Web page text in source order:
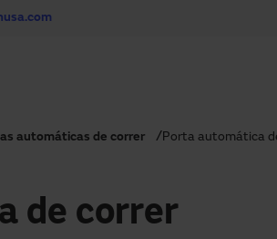
automáticas de correr Porta automática
de correr